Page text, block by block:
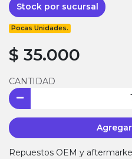
Stock por sucursal
Pocas Unidades.
$ 35.000
CANTIDAD
Repuestos OEM y